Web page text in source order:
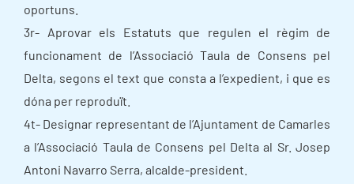
oportuns.
3r- Aprovar els Estatuts que regulen el règim de
funcionament de l’Associació Taula de Consens pel
Delta, segons el text que consta a l’expedient, i que es
dóna per reproduït.
4t- Designar representant de l’Ajuntament de Camarles
a l’Associació Taula de Consens pel Delta al Sr. Josep
Antoni Navarro Serra, alcalde-president.